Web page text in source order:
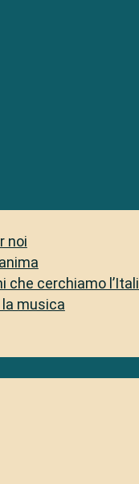
noi
che cerchiamo
musica